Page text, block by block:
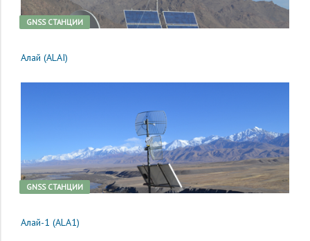
GNSS CТАНЦИИ
Алай (ALAI)
GNSS CТАНЦИИ
Алай-1 (ALA1)